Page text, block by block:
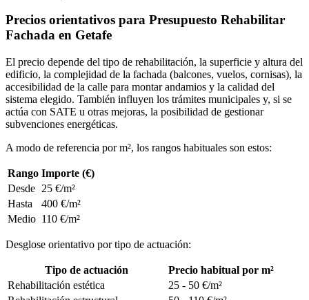
Precios orientativos para Presupuesto Rehabilitar
Fachada en Getafe
El precio depende del tipo de rehabilitación, la superficie y altura del
edificio, la complejidad de la fachada (balcones, vuelos, cornisas), la
accesibilidad de la calle para montar andamios y la calidad del
sistema elegido. También influyen los trámites municipales y, si se
actúa con SATE u otras mejoras, la posibilidad de gestionar
subvenciones energéticas.
A modo de referencia por m², los rangos habituales son estos:
Rango Importe (€)
Desde 25 €/m²
Hasta
400 €/m²
Medio 110 €/m²
Desglose orientativo por tipo de actuación:
Tipo de actuación
Precio habitual por m²
Rehabilitación estética
25 - 50 €/m²